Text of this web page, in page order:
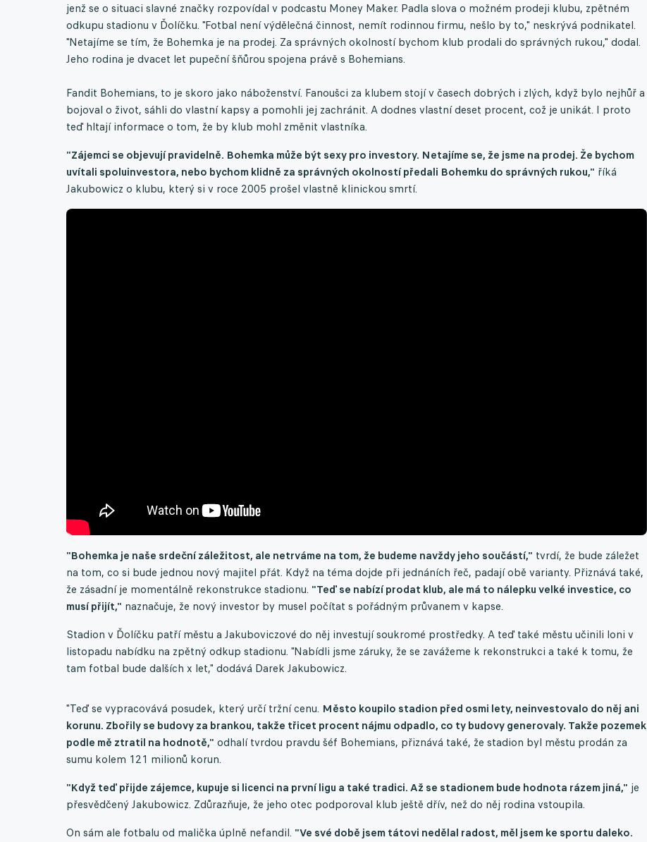
jenž se o situaci slavné značky rozpovídal v podcastu Money Maker. Padla slova o možném prodeji klubu, zpětném
odkupu stadionu v Ďolíčku. "Fotbal není výdělečná činnost, nemít rodinnou firmu, nešlo by to," neskrývá podnikatel.
"Netajíme se tím, že Bohemka je na prodej. Za správných okolností bychom klub prodali do správných rukou," dodal.
Jeho rodina je dvacet let pupeční šňůrou spojena právě s Bohemians.
Fandit Bohemians, to je skoro jako náboženství. Fanoušci za klubem stojí v časech dobrých i zlých, když bylo nejhůř a
bojoval o život, sáhli do vlastní kapsy a pomohli jej zachránit. A dodnes vlastní deset procent, což je unikát. I proto
teď hltají informace o tom, že by klub mohl změnit vlastníka.
"Zájemci se objevují pravidelně. Bohemka může být sexy pro investory. Netajíme se, že jsme na prodej. Že bychom
uvítali spoluinvestora, nebo bychom klidně za správných okolností předali Bohemku do správných rukou," říká
Jakubowicz o klubu, který si v roce 2005 prošel vlastně klinickou smrtí.
"Bohemka je naše srdeční záležitost, ale netrváme na tom, že budeme navždy jeho součástí," tvrdí, že bude záležet
na tom, co si bude jednou nový majitel přát. Když na téma dojde při jednáních řeč, padají obě varianty. Přiznává také,
že zásadní je momentálně rekonstrukce stadionu. "Teď se nabízí prodat klub, ale má to nálepku velké investice, co
musí přijít," naznačuje, že nový investor by musel počítat s pořádným průvanem v kapse.
Stadion v Ďolíčku patří městu a Jakuboviczové do něj investují soukromé prostředky. A teď také městu učinili loni v
listopadu nabídku na zpětný odkup stadionu. "Nabídli jsme záruky, že se zavážeme k rekonstrukci a také k tomu, že
tam fotbal bude dalších x let," dodává Darek Jakubowicz.
"Teď se vypracovává posudek, který určí tržní cenu. Město koupilo stadion před osmi lety, neinvestovalo do něj ani
korunu. Zbořily se budovy za brankou, takže třicet procent nájmu odpadlo, co ty budovy generovaly. Takže pozemek
podle mě ztratil na hodnotě," odhalí tvrdou pravdu šéf Bohemians, přiznává také, že stadion byl městu prodán za
sumu kolem 121 milionů korun.
"Když teď přijde zájemce, kupuje si licenci na první ligu a také tradici. Až se stadionem bude hodnota rázem jiná," je
přesvědčený Jakubowicz. Zdůrazňuje, že jeho otec podporoval klub ještě dřív, než do něj rodina vstoupila.
On sám ale fotbalu od malička úplně nefandil. "Ve své době jsem tátovi nedělal radost, měl jsem ke sportu daleko.